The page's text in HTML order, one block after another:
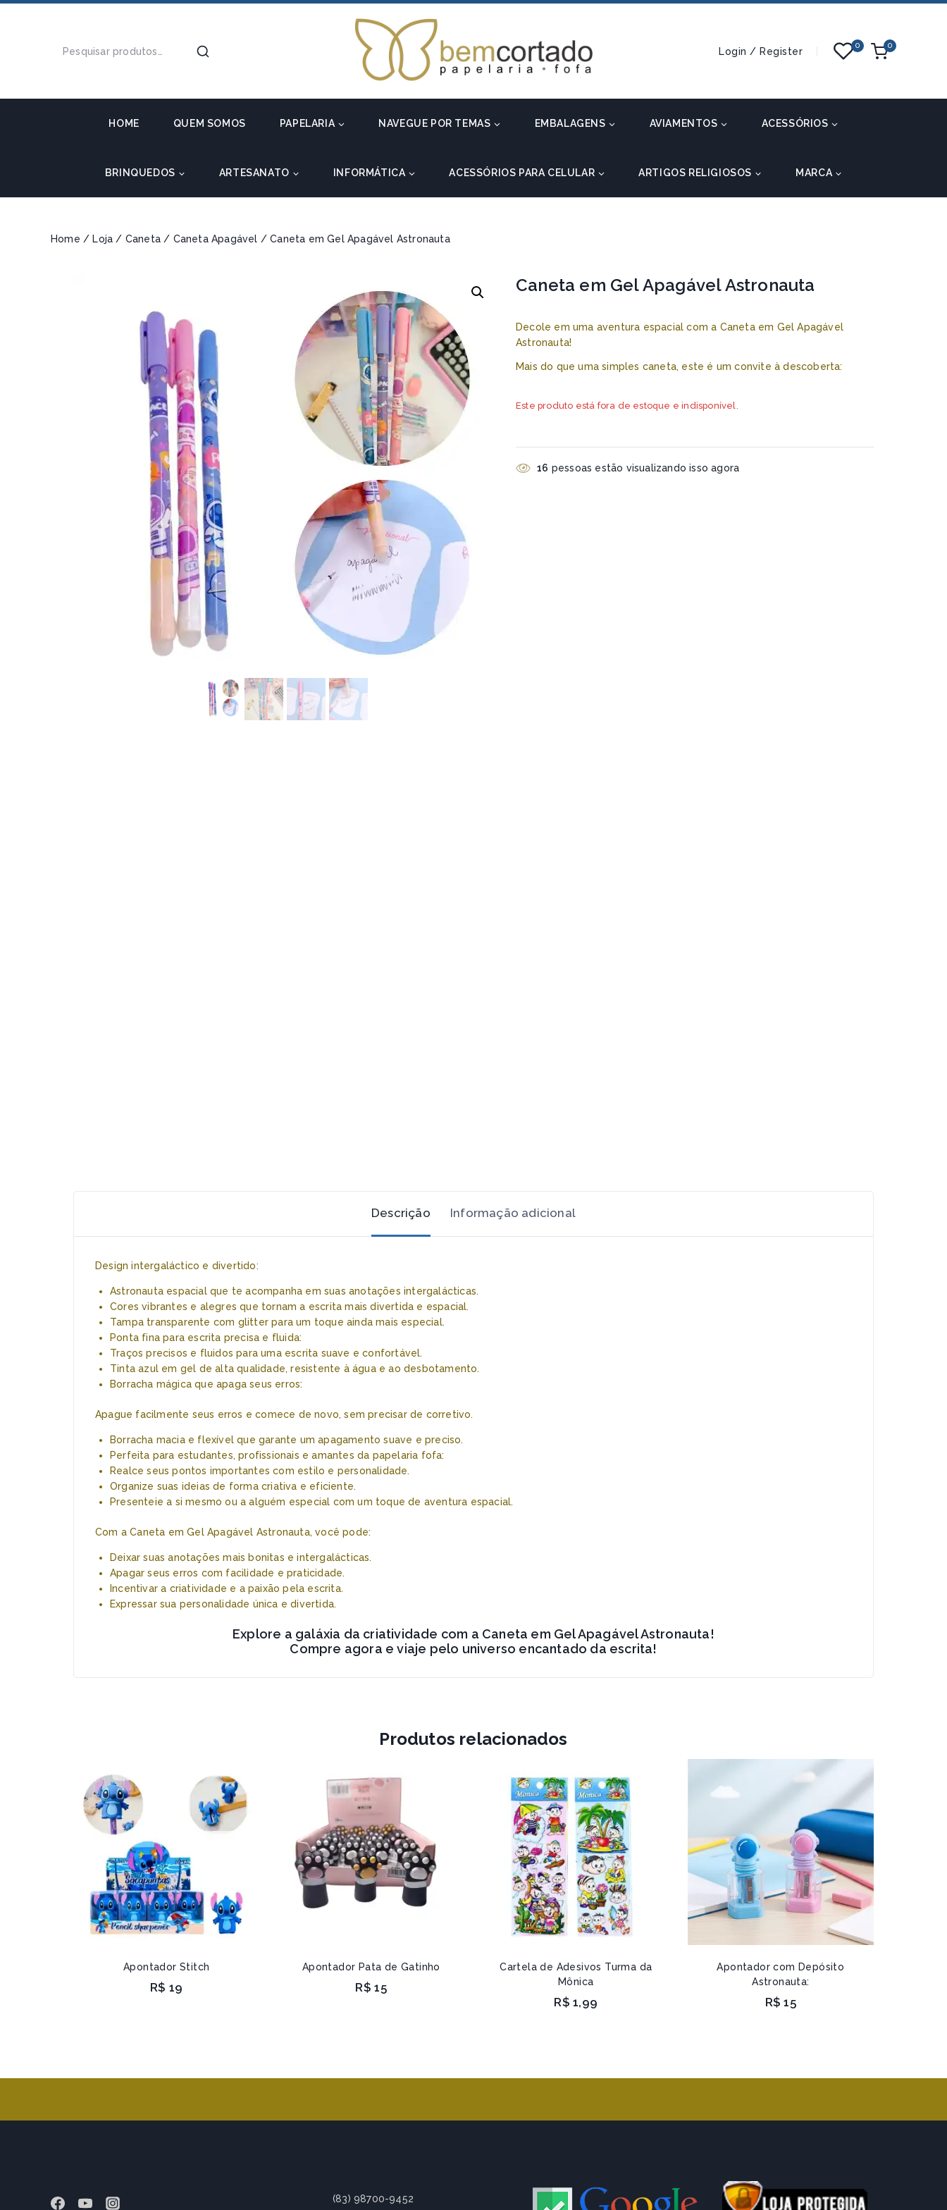
Login / Register
0 0
HOME QUEM SOMOS PAPELARIA NAVEGUE POR TEMAS EMBALAGENS AVIAMENTOS ACESSÓRIOS
BRINQUEDOS ARTESANATO INFORMÁTICA ACESSÓRIOS PARA CELULAR ARTIGOS RELIGIOSOS MARCA
Home / Loja / Caneta / Caneta Apagável / Caneta em Gel Apagável Astronauta
Caneta em Gel Apagável Astronauta
Decole em uma aventura espacial com a Caneta em Gel Apagável
Astronauta!
Mais do que uma simples caneta, este é um convite à descoberta:
Este produto está fora de estoque e indisponível.
16 pessoas estão visualizando isso agora
Descrição Informação adicional
Design intergaláctico e divertido:
Astronauta espacial que te acompanha em suas anotações intergalácticas.
Cores vibrantes e alegres que tornam a escrita mais divertida e espacial.
Tampa transparente com glitter para um toque ainda mais especial.
Ponta fina para escrita precisa e fluida:
Traços precisos e fluidos para uma escrita suave e confortável.
Tinta azul em gel de alta qualidade, resistente à água e ao desbotamento.
Borracha mágica que apaga seus erros:
Apague facilmente seus erros e comece de novo, sem precisar de corretivo.
Borracha macia e flexível que garante um apagamento suave e preciso.
Perfeita para estudantes, profissionais e amantes da papelaria fofa:
Realce seus pontos importantes com estilo e personalidade.
Organize suas ideias de forma criativa e eficiente.
Presenteie a si mesmo ou a alguém especial com um toque de aventura espacial.
Com a Caneta em Gel Apagável Astronauta, você pode:
Deixar suas anotações mais bonitas e intergalácticas.
Apagar seus erros com facilidade e praticidade.
Incentivar a criatividade e a paixão pela escrita.
Expressar sua personalidade única e divertida.
Explore a galáxia da criatividade com a Caneta em Gel Apagável Astronauta!
Compre agora e viaje pelo universo encantado da escrita!
Produtos relacionados
Apontador Stitch
R$ 19
Apontador Pata de Gatinho
R$ 15
Cartela de Adesivos Turma da
Mônica
R$ 1,99
Apontador com Depósito
Astronauta:
R$ 15
(83) 98700-9452